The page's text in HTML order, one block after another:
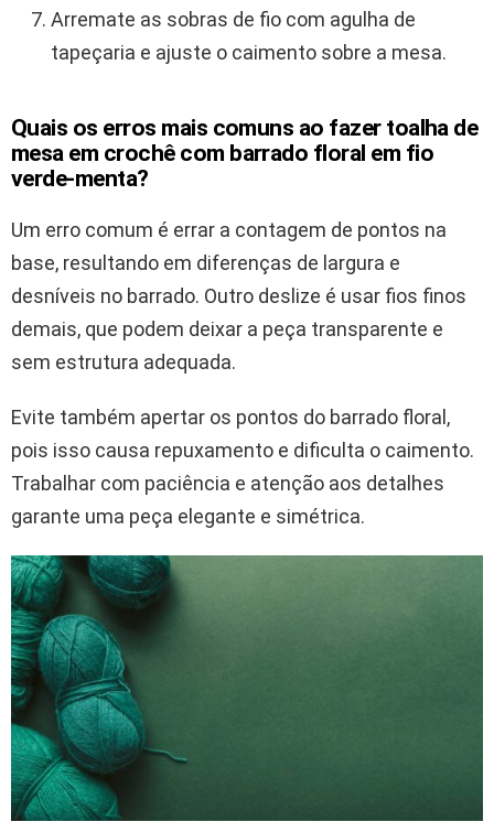
Arremate as sobras de fio com agulha de
tapeçaria e ajuste o caimento sobre a mesa.
Quais os erros mais comuns ao fazer toalha de
mesa em crochê com barrado floral em fio
verde-menta?
Um erro comum é errar a contagem de pontos na
base, resultando em diferenças de largura e
desníveis no barrado. Outro deslize é usar fios finos
demais, que podem deixar a peça transparente e
sem estrutura adequada.
Evite também apertar os pontos do barrado floral,
pois isso causa repuxamento e dificulta o caimento.
Trabalhar com paciência e atenção aos detalhes
garante uma peça elegante e simétrica.